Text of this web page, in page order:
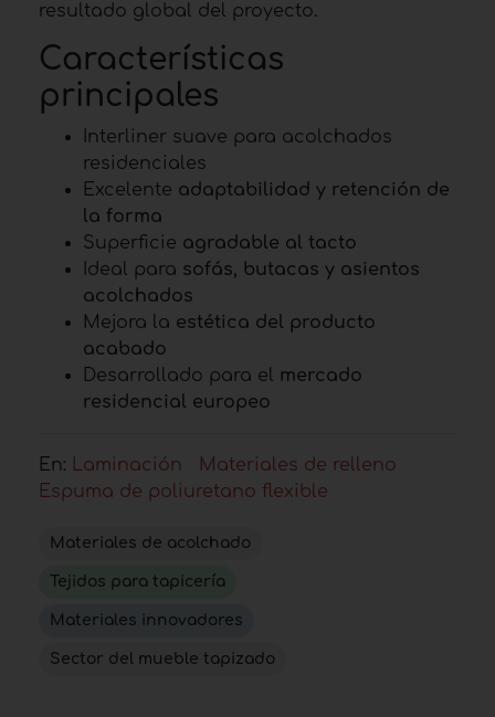
resultado global del proyecto.
Características
principales
Interliner suave para acolchados
residenciales
Excelente adaptabilidad y retención de
la forma
Superficie agradable al tacto
Ideal para sofás, butacas y asientos
acolchados
Mejora la estética del producto
acabado
Desarrollado para el mercado
residencial europeo
En: Laminación
Materiales de relleno
Espuma de poliuretano flexible
Materiales de acolchado
Tejidos para tapicería
Materiales innovadores
Sector del mueble tapizado